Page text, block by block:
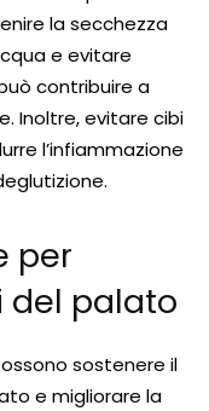
la secchezza
e evitare
contribuire a
Inoltre, evitare cibi
l’infiammazione
per
del palato
sostenere il
e migliorare la